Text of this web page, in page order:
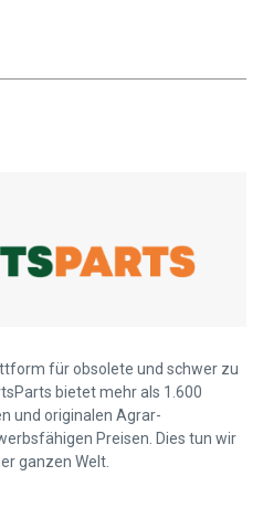
für obsolete und schwer zu
bietet mehr als 1.600
und originalen Agrar-
Preisen. Dies tun wir
ganzen Welt.